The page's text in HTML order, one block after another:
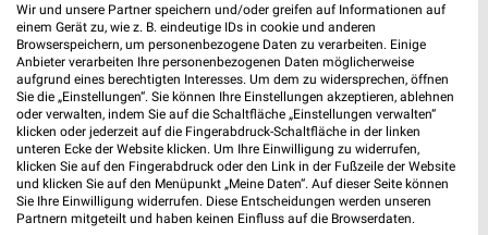
320,39 km • Angebote: 1 Prospekt
MÄC-GEIZ Bad Oeynhausen
Klosterstraße 12
32545 Bad Oeynhausen
Heute 09:00 - 14:00 Uhr |
Geöffnet
314,76 km
Wir und unsere Partner speichern und/oder greifen auf Informationen auf
einem Gerät zu, wie z. B. eindeutige IDs in cookie und anderen
Browserspeichern, um personenbezogene Daten zu verarbeiten. Einige
Anbieter verarbeiten Ihre personenbezogenen Daten möglicherweise
aufgrund eines berechtigten Interesses. Um dem zu widersprechen, öffnen
Sie die „Einstellungen“. Sie können Ihre Einstellungen akzeptieren, ablehnen
oder verwalten, indem Sie auf die Schaltfläche „Einstellungen verwalten“
klicken oder jederzeit auf die Fingerabdruck-Schaltfläche in der linken
unteren Ecke der Website klicken. Um Ihre Einwilligung zu widerrufen,
klicken Sie auf den Fingerabdruck oder den Link in der Fußzeile der Website
und klicken Sie auf den Menüpunkt „Meine Daten“. Auf dieser Seite können
Sie Ihre Einwilligung widerrufen. Diese Entscheidungen werden unseren
Partnern mitgeteilt und haben keinen Einfluss auf die Browserdaten.